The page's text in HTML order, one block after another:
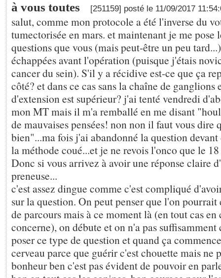
à vous toutes [251159] posté le 11/09/2017
salut, comme mon protocole a été l'inverse du
tumectorisée en mars. et maintenant je me pose
questions que vous (mais peut-être un peu
échappées avant l'opération (puisque j'étais
cancer du sein). S'il y a récidive est-ce que ça
côté? et dans ce cas sans la chaîne de ganglions
d'extension est supérieur? j'ai tenté vendredi
mon MT mais il m'a remballé en me disant
de mauvaises pensées! non non il faut vous dire
bien"...ma fois j'ai abandonné la question devant
la méthode coué...et je ne revois l'onco que le
Donc si vous arrivez à avoir une réponse claire
preneuse...
c'est assez dingue comme c'est compliqué
sur la question. On peut penser que l'on pourrait
de parcours mais à ce moment là (en tout cas en
concerne), on débute et on n'a pas
poser ce type de question et quand ça
cerveau parce que guérir c'est chouette mais ne
bonheur ben c'est pas évident de pouvoir en